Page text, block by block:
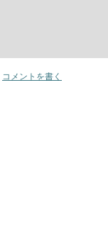
コメントを書く